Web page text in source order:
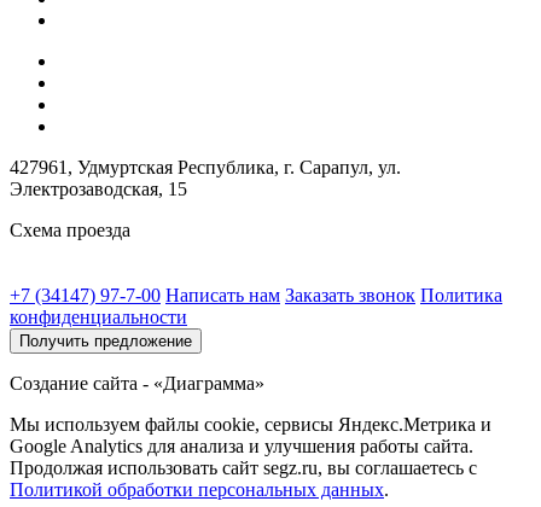
427961, Удмуртская Республика, г. Сарапул, ул.
Электрозаводская, 15
Схема проезда
+7 (34147) 97-7-00 Написать нам Заказать звонок Политика
конфиденциальности
Получить предложение
Создание сайта - «Диаграмма»
Мы используем файлы cookie, сервисы Яндекс.Метрика и
Google Analytics для анализа и улучшения работы сайта.
Продолжая использовать сайт segz.ru, вы соглашаетесь с
Политикой обработки персональных данных.